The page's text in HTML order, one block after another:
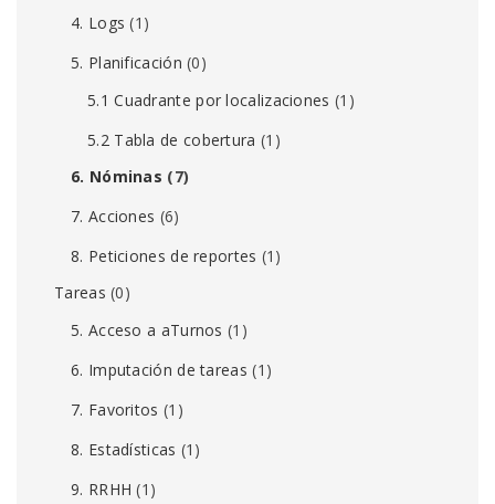
4. Logs (1)
5. Planificación (0)
5.1 Cuadrante por localizaciones (1)
5.2 Tabla de cobertura (1)
6. Nóminas (7)
7. Acciones (6)
8. Peticiones de reportes (1)
Tareas (0)
5. Acceso a aTurnos (1)
6. Imputación de tareas (1)
7. Favoritos (1)
8. Estadísticas (1)
9. RRHH (1)